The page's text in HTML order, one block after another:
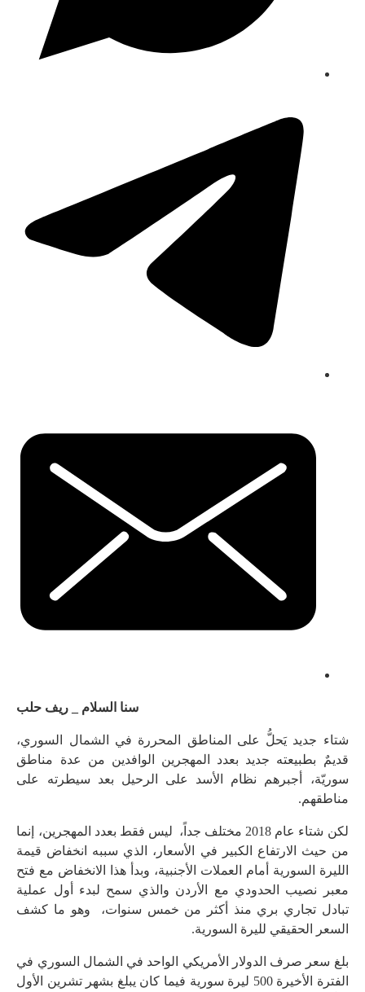
سنا السلام _ ريف حلب
شتاء جديد يَحلُّ على المناطق المحررة في الشمال السوري،
قديمٌ بطبيعته جديد بعدد المهجرين الوافدين من عدة مناطق
سوريّة، أجبرهم نظام الأسد على الرحيل بعد سيطرته على
مناطقهم.
لكن شتاء عام 2018 مختلف جداً، ليس فقط بعدد المهجرين، إنما
من حيث الارتفاع الكبير في الأسعار، الذي سببه انخفاض قيمة
الليرة السورية أمام العملات الأجنبية، وبدأ هذا الانخفاض مع فتح
معبر نصيب الحدودي مع الأردن والذي سمح لبدء أول عملية
تبادل تجاري بري منذ أكثر من خمس سنوات، وهو ما كشف
السعر الحقيقي لليرة السورية.
بلغ سعر صرف الدولار الأمريكي الواحد في الشمال السوري في
الفترة الأخيرة 500 ليرة سورية فيما كان يبلغ بشهر تشرين الأول